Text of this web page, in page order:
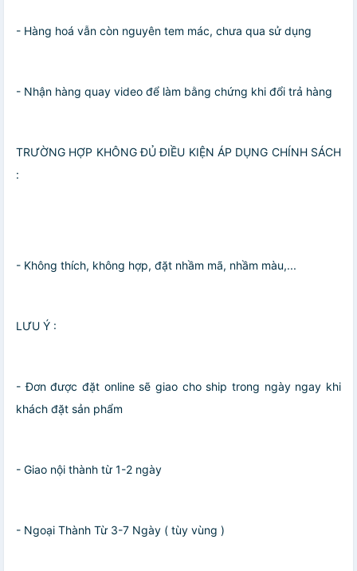
- Hàng hoá vẫn còn nguyên tem mác, chưa qua sử dụng
- Nhận hàng quay video để làm bằng chứng khi đổi trả hàng
TRƯỜNG HỢP KHÔNG ĐỦ ĐIỀU KIỆN ÁP DỤNG CHÍNH SÁCH
:
- Không thích, không hợp, đặt nhầm mã, nhầm màu,...
LƯU Ý :
- Đơn được đặt online sẽ giao cho ship trong ngày ngay khi
khách đặt sản phẩm
- Giao nội thành từ 1-2 ngày
- Ngoại Thành Từ 3-7 Ngày ( tùy vùng )